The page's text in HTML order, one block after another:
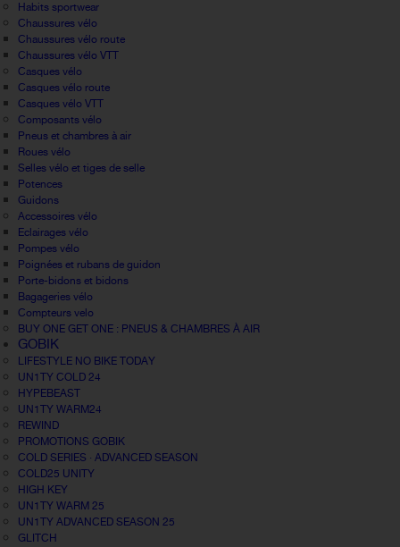
Habits sportwear
Chaussures vélo
Chaussures vélo route
Chaussures vélo VTT
Casques vélo
Casques vélo route
Casques vélo VTT
Composants vélo
Pneus et chambres à air
Roues vélo
Selles vélo et tiges de selle
Potences
Guidons
Accessoires vélo
Eclairages vélo
Pompes vélo
Poignées et rubans de guidon
Porte-bidons et bidons
Bagageries vélo
Compteurs velo
BUY ONE GET ONE : PNEUS & CHAMBRES À AIR
GOBIK
LIFESTYLE NO BIKE TODAY
UN1TY COLD 24
HYPEBEAST
UN1TY WARM24
REWIND
PROMOTIONS GOBIK
COLD SERIES · ADVANCED SEASON
COLD25 UNITY
HIGH KEY
UN1TY WARM 25
UN1TY ADVANCED SEASON 25
GLITCH